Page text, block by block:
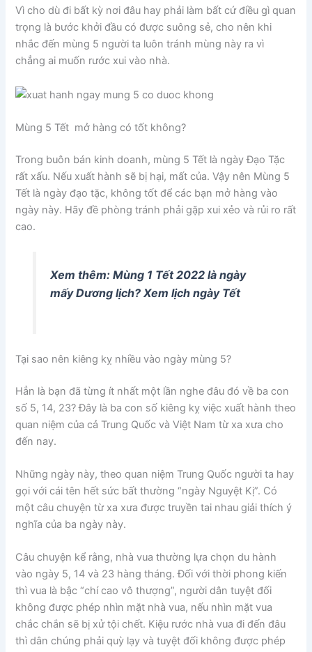
Vì cho dù đi bất kỳ nơi đâu hay phải làm bất cứ điều gì quan
trọng là bước khởi đầu có được suông sẻ, cho nên khi
nhắc đến mùng 5 người ta luôn tránh mùng này ra vì
chẳng ai muốn rước xui vào nhà.
Mùng 5 Tết mở hàng có tốt không?
Trong buôn bán kinh doanh, mùng 5 Tết là ngày Đạo Tặc
rất xấu. Nếu xuất hành sẽ bị hại, mất của. Vậy nên Mùng 5
Tết là ngày đạo tặc, không tốt để các bạn mở hàng vào
ngày này. Hãy đề phòng tránh phải gặp xui xẻo và rủi ro rất
cao.
Xem thêm: Mùng 1 Tết 2022 là ngày
mấy Dương lịch? Xem lịch ngày Tết
Tại sao nên kiêng kỵ nhiều vào ngày mùng 5?
Hẳn là bạn đã từng ít nhất một lần nghe đâu đó về ba con
số 5, 14, 23? Đây là ba con số kiêng kỵ việc xuất hành theo
quan niệm của cả Trung Quốc và Việt Nam từ xa xưa cho
đến nay.
Những ngày này, theo quan niệm Trung Quốc người ta hay
gọi với cái tên hết sức bất thường “ngày Nguyệt Kị”. Có
một câu chuyện từ xa xưa được truyền tai nhau giải thích ý
nghĩa của ba ngày này.
Câu chuyện kể rằng, nhà vua thường lựa chọn du hành
vào ngày 5, 14 và 23 hàng tháng. Đối với thời phong kiến
thì vua là bậc “chí cao vô thượng”, người dân tuyệt đối
không được phép nhìn mặt nhà vua, nếu nhìn mặt vua
chắc chắn sẽ bị xử tội chết. Kiệu rước nhà vua đi đến đâu
thì dân chúng phải quỳ lạy và tuyệt đối không được phép